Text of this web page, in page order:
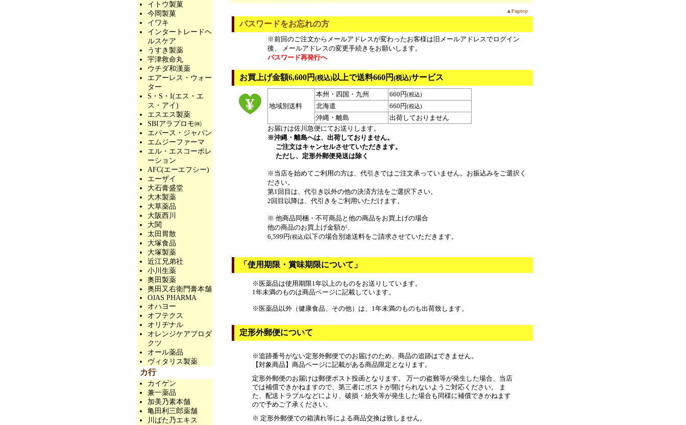
▲Pagetop
パスワードをお忘れの方
※前回のご注文からメールアドレスが変わったお客様は旧メールアドレスでログイン
後、 メールアドレスの変更手続きをお願いします。
パスワード再発行へ
お買上げ金額6,600円 (税込)以上で送料660円 (税込)サービス
地域別送料
本州・四国・九州 660円(税込)
北海道 660円(税込)
沖縄・離島
出荷しておりません
お届けは佐川急便にてお送りします。
※沖縄・離島へは、出荷しておりません。
ご注文はキャンセルさせていただきます。
ただし、定形外郵便発送は除く
※当店を始めてご利用の方は、代引きではご注文承っていません。お振込みをご選択く
ださい。
第1回目は、代引き以外の他の決済方法をご選択下さい。
2回目以降は、代引きをご利用いただけます。
※ 他商品同梱・不可商品と他の商品をお買上げの場合
他の商品のお買上げ金額が、
6,599円(税込)以下の場合別途送料をご請求させていただきます。
「使用期限・賞味期限について」
※医薬品は使用期限1年以上のものをお送りしています。
1年未満のものは商品ページに記載しています。
※医薬品以外（健康食品、その他）は、1年未満のものも出荷致します。
定形外郵便について
※追跡番号がない定形外郵便でのお届けのため、商品の追跡はできません。
【対象商品】商品ページに記載がある商品限定となります。
定形外郵便のお届けは郵便ポスト投函となります。 万一の盗難等が発生した場合、当店
では補償できかねますので、第三者にポストが開けられないようご対応ください。 ま
た、配送トラブルなどにより、破損・紛失等が発生した場合も同様に補償できかねます
ので予めご了承ください。
※ 定形外郵便での箱潰れ等による商品交換は致しません。
イトウ製菓
今岡製菓
イワキ
インタートレードヘ
ルスケア
うすき製薬
宇津救命丸
ウチダ和漢薬
エアーレス・ウォー
ター
S・S・I(エス・エ
ス・アイ)
エスエス製薬
SBIアラプロモ㈱
エバース・ジャパン
エムジーファーマ
エル・エスコーポレ
ーション
AFC(エーエフシー)
エーザイ
大石膏盛堂
大木製薬
大草薬品
大阪西川
大関
太田胃散
大塚食品
大塚製薬
近江兄弟社
小川生薬
奥田製薬
奥田又右衛門膏本舗
OJAS PHARMA
オハヨー
オフテクス
オリヂナル
オレンジケアプロダ
クツ
オール薬品
ヴィタリス製薬
カ行
カイゲン
兼一薬品
加美乃素本舗
亀田利三郎薬舗
川ばた乃エキス